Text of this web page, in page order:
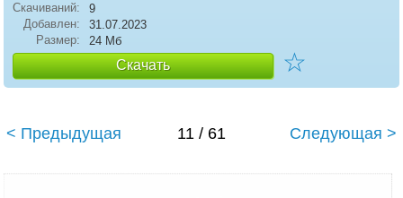
Скачиваний:
9
Добавлен:
31.07.2023
Размер:
24 Мб
Скачать ☆
< Предыдущая 11 / 61 Следующая >